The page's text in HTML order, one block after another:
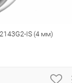
IS (4 мм)